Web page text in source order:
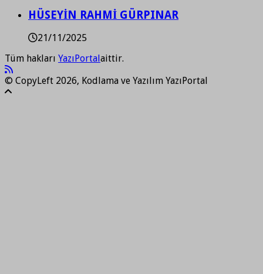
HÜSEYİN RAHMİ GÜRPINAR
21/11/2025
Tüm hakları YazıPortal aittir.
© CopyLeft 2026, Kodlama ve Yazılım YazıPortal